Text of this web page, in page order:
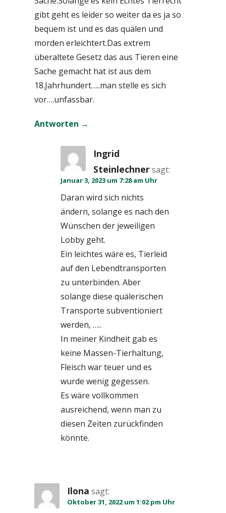
gibt geht es leider so weiter da es ja so
bequem ist und es das quälen und
morden erleichtert.Das extrem
überaltete Gesetz das aus Tieren eine
Sache gemacht hat ist aus dem
18.Jahrhundert…..man stelle es sich
vor….unfassbar.
Antworten
Ingrid
Steinlechnersagt:
Januar 3, 2023 um 7:28 am Uhr
Daran wird sich nichts
ändern, solange es nach den
Wünschen der jeweiligen
Lobby geht.
Ein leichtes wäre es, Tierleid
auf den Lebendtransporten
zu unterbinden. Aber
solange diese quälerischen
Transporte subventioniert
werden, …..
In meiner Kindheit gab es
keine Massen-Tierhaltung,
Fleisch war teuer und es
wurde wenig gegessen.
Es wäre vollkommen
ausreichend, wenn man zu
diesen Zeiten zurückfinden
könnte.
Ilona sagt:
Oktober 31, 2022 um 1:02 pm Uhr